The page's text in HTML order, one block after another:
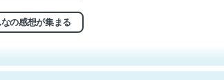
の感想が集まる
況が信じられるかい？ by ラーズ・ヌートバー